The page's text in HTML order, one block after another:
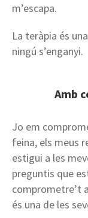
m’escapa.
La teràpia és
ningú s’enganyi.
Amb
Jo em
feina, els meus
estigui a les
preguntis que
comprometre’t
és una de les